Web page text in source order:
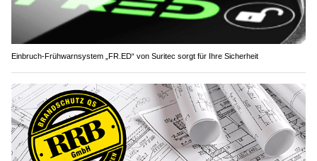
Einbruch-Frühwarnsystem „FR.ED“ von Suritec sorgt für Ihre Sicherheit